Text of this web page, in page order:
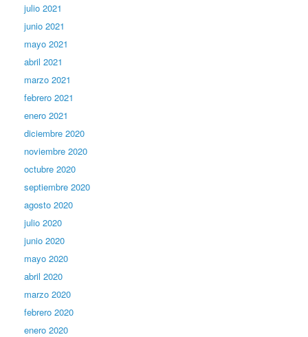
julio 2021
junio 2021
mayo 2021
abril 2021
marzo 2021
febrero 2021
enero 2021
diciembre 2020
noviembre 2020
octubre 2020
septiembre 2020
agosto 2020
julio 2020
junio 2020
mayo 2020
abril 2020
marzo 2020
febrero 2020
enero 2020